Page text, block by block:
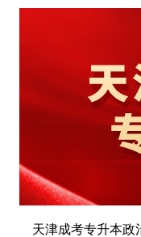
天津成考专升本政治